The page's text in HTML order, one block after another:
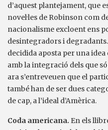
d’aquest plantejament, que
novel·les de Robinson com
nacionalisme excloent ens
desintegradors i
decidida aposta per una
amb la integració dels que
ara s’entreveuen que el
també han de ser dues
de cap, a l’ideal d’Amèrica.
Coda americana. En els